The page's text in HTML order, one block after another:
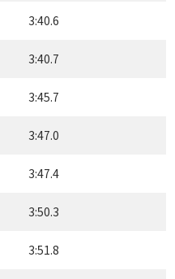
3:40.6
3:40.7
3:45.7
3:47.0
3:47.4
3:50.3
3:51.8